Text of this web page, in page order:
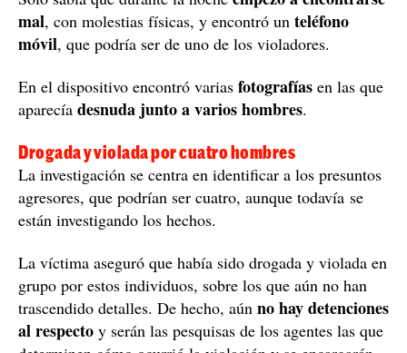
mal, con molestias físicas, y encontró un teléfono
móvil, que podría ser de uno de los violadores.
En el dispositivo encontró varias fotografías en las que
aparecía desnuda junto a varios hombres.
Drogada y violada por cuatro hombres
La investigación se centra en identificar a los presuntos
agresores, que podrían ser cuatro, aunque todavía se
están investigando los hechos.
La víctima aseguró que había sido drogada y violada en
grupo por estos individuos, sobre los que aún no han
trascendido detalles. De hecho, aún no hay detenciones
al respecto y serán las pesquisas de los agentes las que